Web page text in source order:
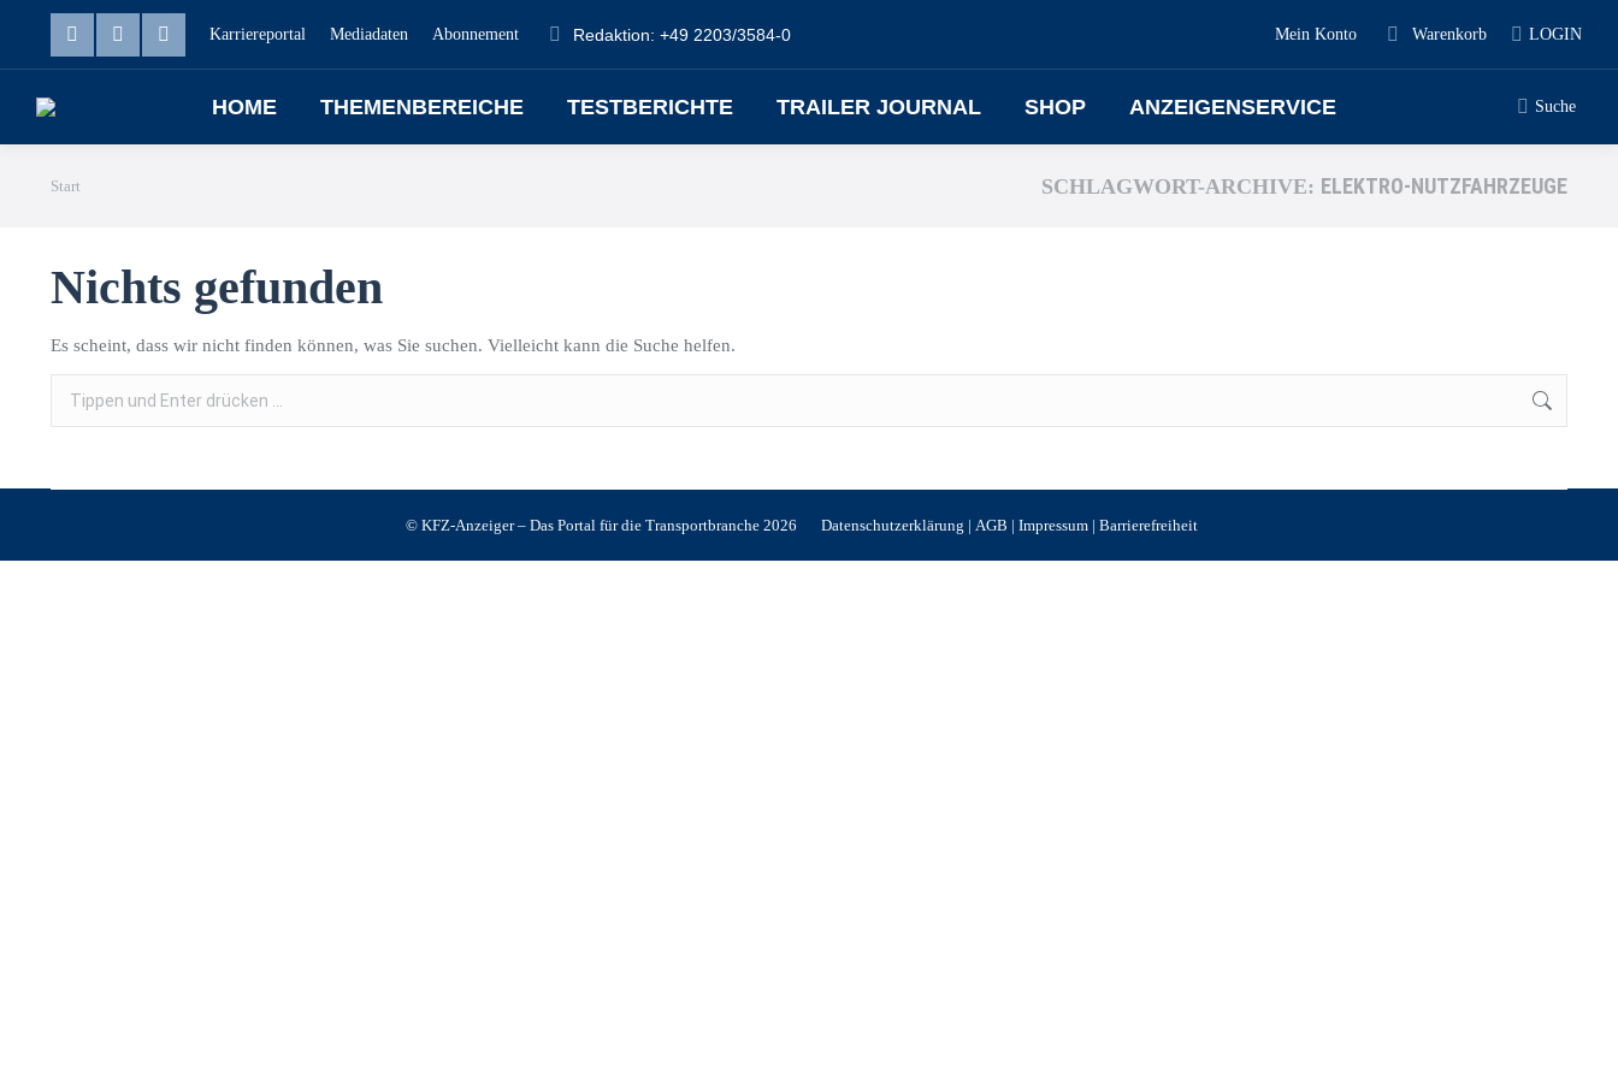
Karriereportal Mediadaten Abonnement Redaktion: +49 2203/3584-0 Mein Konto Warenkorb LOGIN
HOME THEMENBEREICHE TESTBERICHTE TRAILER JOURNAL SHOP ANZEIGENSERVICE Suche
Sie befinden sich hier:
Start SCHLAGWORT-ARCHIVE: ELEKTRO-NUTZFAHRZEUGE
Nichts gefunden
Es scheint, dass wir nicht finden können, was Sie suchen. Vielleicht kann die Suche helfen.
© KFZ-Anzeiger – Das Portal für die Transportbranche 2026 Datenschutzerklärung | AGB | Impressum | Barrierefreiheit